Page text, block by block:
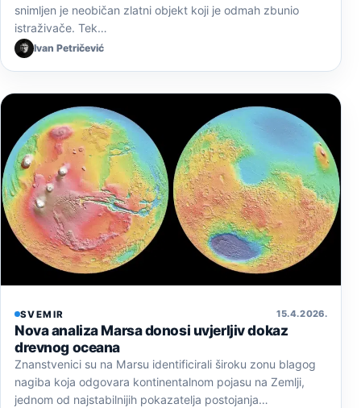
snimljen je neobičan zlatni objekt koji je odmah zbunio
istraživače. Tek…
Ivan Petričević
SVEMIR 15. 4. 2026.
Nova analiza Marsa donosi uvjerljiv dokaz
drevnog oceana
Znanstvenici su na Marsu identificirali široku zonu blagog
nagiba koja odgovara kontinentalnom pojasu na Zemlji,
jednom od najstabilnijih pokazatelja postojanja…